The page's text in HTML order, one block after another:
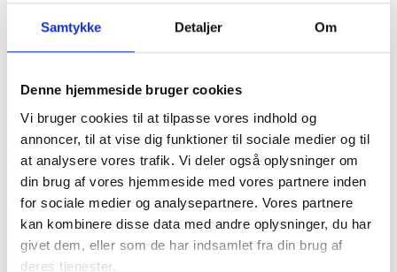
Samtykke Detaljer Om
Denne hjemmeside bruger cookies
Vi bruger cookies til at tilpasse vores indhold og
annoncer, til at vise dig funktioner til sociale medier og til
at analysere vores trafik. Vi deler også oplysninger om
din brug af vores hjemmeside med vores partnere inden
for sociale medier og analysepartnere. Vores partnere
kan kombinere disse data med andre oplysninger, du har
givet dem, eller som de har indsamlet fra din brug af
deres tjenester.
I samarbejde med kommunen tager den almene sektor
socialt ansvar og løser en række opgaver, blandt andet
med boligsocial anvisning og aftaler om fleksibel udlejning
af de almene boliger.
Almene boliger drives uden profit, så ingen tjener på
huslejen. En del af beboernes husleje går til
Landsbyggefonden, som støtter fysiske og sociale